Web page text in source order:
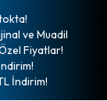
ve Muadil
Fiyatlar!
İndirim!